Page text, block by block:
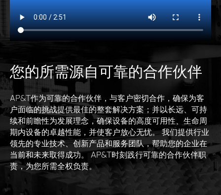
您的所需源自可靠的合作伙伴
AP&T作为可靠的合作伙伴，与客户密切合作，确保为客
户面临的挑战提供最佳的整套解决方案；并以长远、可持
续和前瞻性为发展理念，确保设备的高度可用性、生命周
期内设备的卓越性能，并使客户放心无忧。 我们提供行业
领先的专业技术、创新产品和服务团队，帮助您的企业在
当前和未来取得成功。 AP&T时刻践行可靠的合作伙伴职
责，为您所需全权负责。